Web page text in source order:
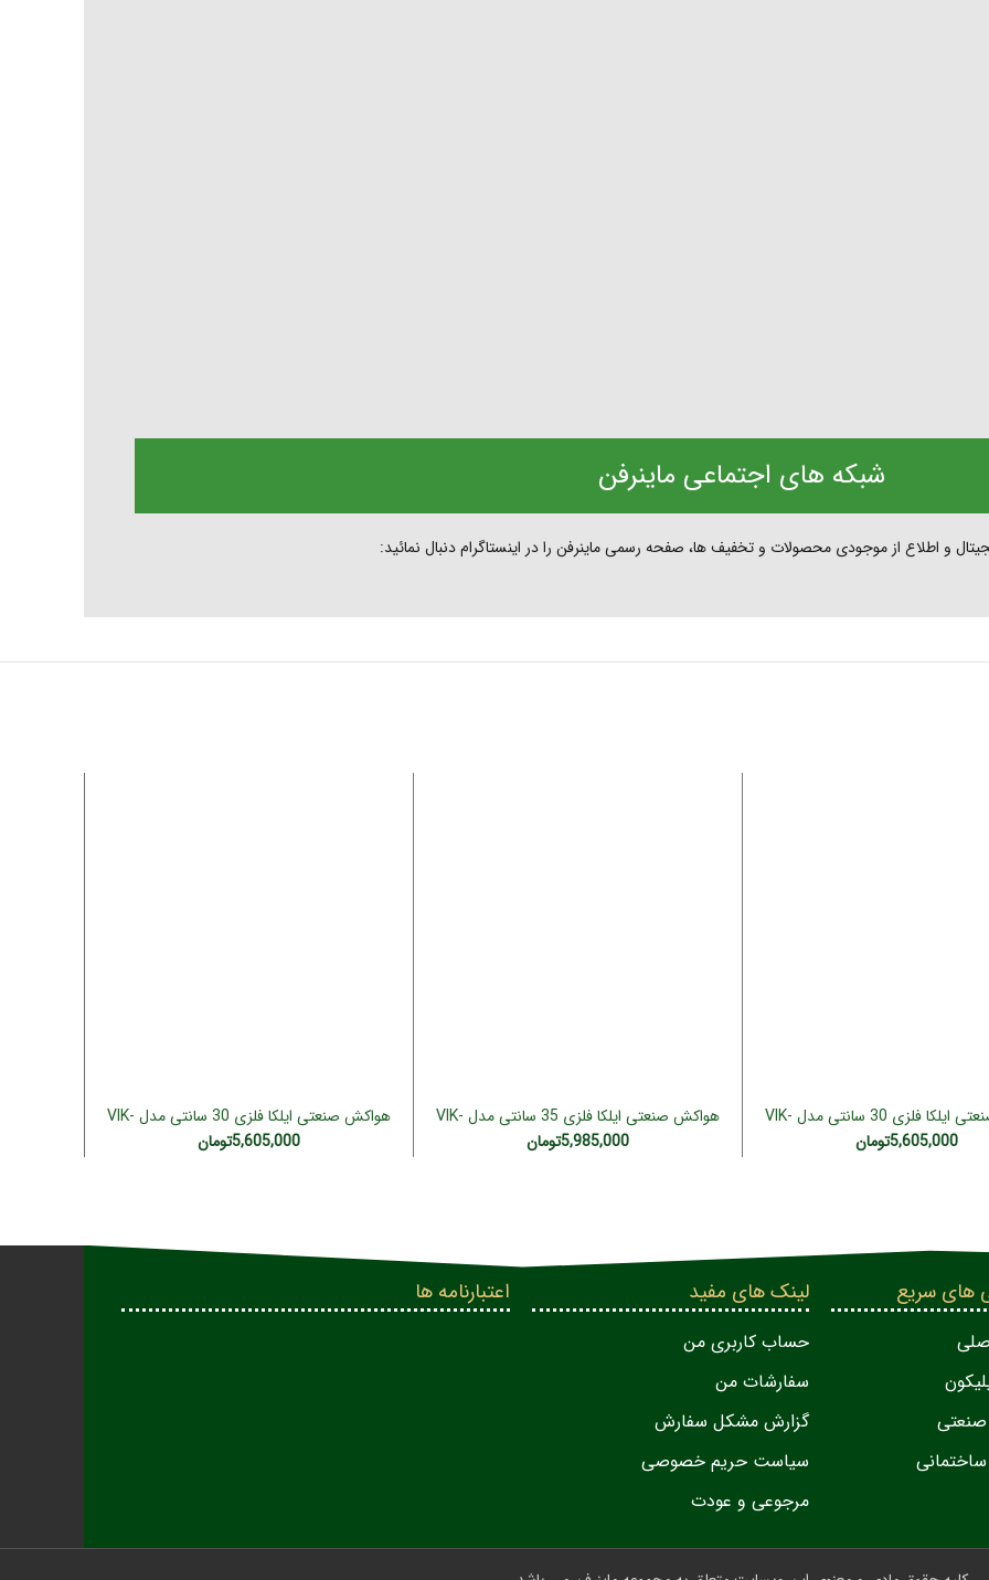
شبکه های اجتماعی ماینرفن
و اطلاع از موجودی محصولات و تخفیف ها، صفحه رسمی ماینرفن را در اینستاگرام دنبال نمائید:
افزودن به سبد خرید
هواکش صنعتی ایلکا فلزی 30 سانتی مدل VIK-
30A6S
5,605,000تومان
افزودن به سبد خرید
هواکش صنعتی ایلکا فلزی 35 سانتی مدل VIK-
35A4T( سه فاز)
5,985,000تومان
افزودن به سبد خرید
هواکش صنعتی ایلکا فلزی 30 سانتی مدل VIK-
30A4T (سه فاز)
5,605,000تومان
های سریع لینک های مفید
حساب کاربری من
سفارشات من
گزارش مشکل سفارش
سیاست حریم خصوصی
مرجوعی و عودت
اعتبارنامه ها